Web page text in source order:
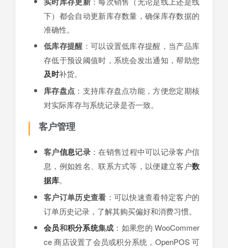
下）都会自动更新库存数量，确保库存数据的
准确性。
低库存提醒 ：可以设置低库存提醒，当产品库
存低于预设阈值时，系统会发出通知，帮助您
及时补货。
库存盘点 ：支持库存盘点功能，方便您定期核
对实际库存与系统记录是否一致。
客户管理
客户信息记录：在销售过程中可以记录客户信
息，例如姓名、联系方式等，以便建立客户数
据库。
客户订单历史查看 ：可以快速查看特定客户的
订单历史记录，了解其购买偏好和消费习惯。
会员和积分系统集成 ：如果您的 WooCommer
ce 商店设置了会员或积分系统，OpenPOS 可